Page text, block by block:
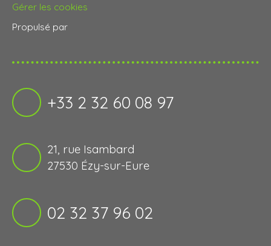
Gérer les cookies
Propulsé par
+33 2 32 60 08 97
21, rue Isambard
27530 Ézy-sur-Eure
02 32 37 96 02